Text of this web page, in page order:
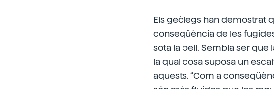
Els geòlegs han demostrat
conseqüència de les
sota la pell. Sembla ser que
la qual cosa suposa un
aquests. “Com a